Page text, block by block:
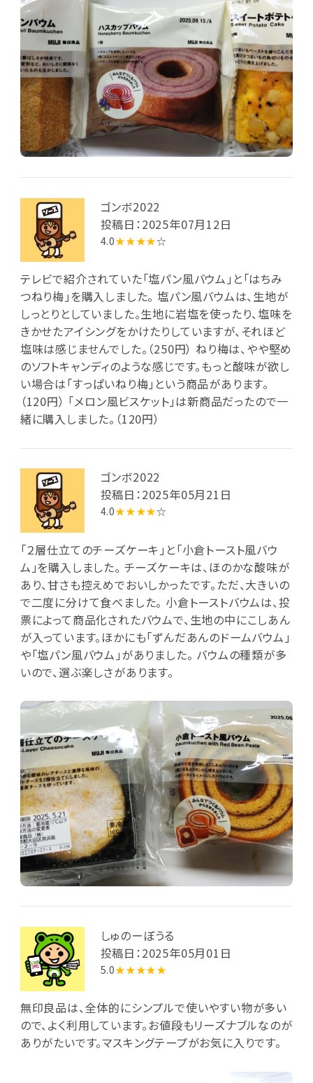
ゴンボ2022
投稿日：2025年07月12日
4.0★★★★☆
テレビで紹介されていた「塩パン風バウム」と「はちみ
つねり梅」を購入しました。 塩パン風バウムは、生地が
しっとりとしていました。生地に岩塩を使ったり、塩味を
きかせたアイシングをかけたりしていますが、それほど
塩味は感じませんでした。（250円） ねり梅は、やや堅め
のソフトキャンディのような感じです。もっと酸味が欲し
い場合は「すっぱいねり梅」という商品があります。
（120円） 「メロン風ビスケット」は新商品だったので一
緒に購入しました。（120円）
ゴンボ2022
投稿日：2025年05月21日
4.0★★★★☆
「２層仕立てのチーズケーキ」と「小倉トースト風バウ
ム」を購入しました。 チーズケーキは、ほのかな酸味が
あり、甘さも控えめでおいしかったです。ただ、大きいの
で二度に分けて食べました。 小倉トーストバウムは、投
票によって商品化されたバウムで、生地の中にこしあん
が入っています。ほかにも「ずんだあんのドームバウム」
や「塩パン風バウム」がありました。 バウムの種類が多
いので、選ぶ楽しさがあります。
しゅのーぼうる
投稿日：2025年05月01日
5.0★★★★★
無印良品は、全体的にシンプルで使いやすい物が多い
ので、よく利用しています。お値段もリーズナブルなのが
ありがたいです。マスキングテープがお気に入りです。